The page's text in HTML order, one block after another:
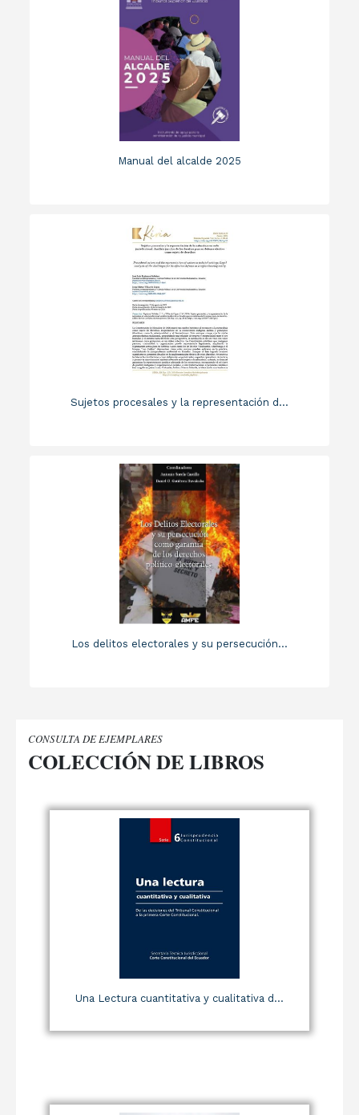
Manual del alcalde 2025
Sujetos procesales y la representación d...
Los delitos electorales y su persecución...
CONSULTA DE EJEMPLARES
COLECCIÓN DE LIBROS
Una Lectura cuantitativa y cualitativa d...